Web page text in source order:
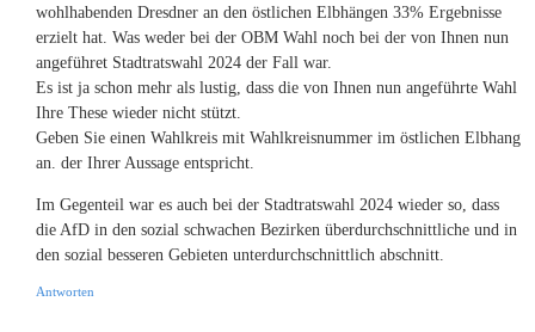
wohlhabenden Dresdner an den östlichen Elbhängen 33% Ergebnisse
erzielt hat. Was weder bei der OBM Wahl noch bei der von Ihnen nun
angeführet Stadtratswahl 2024 der Fall war.
Es ist ja schon mehr als lustig, dass die von Ihnen nun angeführte Wahl
Ihre These wieder nicht stützt.
Geben Sie einen Wahlkreis mit Wahlkreisnummer im östlichen Elbhang
an. der Ihrer Aussage entspricht.
Im Gegenteil war es auch bei der Stadtratswahl 2024 wieder so, dass
die AfD in den sozial schwachen Bezirken überdurchschnittliche und in
den sozial besseren Gebieten unterdurchschnittlich abschnitt.
Antworten